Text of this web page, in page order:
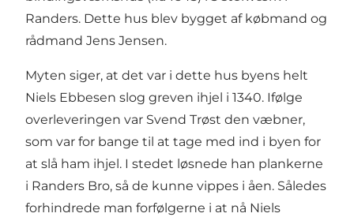
Randers. Dette hus blev bygget af købmand og
rådmand Jens Jensen.
Myten siger, at det var i dette hus byens helt
Niels Ebbesen slog greven ihjel i 1340. Ifølge
overleveringen var Svend Trøst den væbner,
som var for bange til at tage med ind i byen for
at slå ham ihjel. I stedet løsnede han plankerne
i Randers Bro, så de kunne vippes i åen. Således
forhindrede man forfølgerne i at nå Niels